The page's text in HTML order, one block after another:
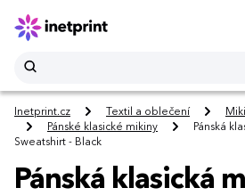
Inetprint.cz Textil a oblečení
Pánské klasické mikiny
Pánská
Sweatshirt - Black
Pánská klasická